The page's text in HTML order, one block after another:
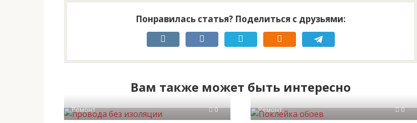
Понравилась статья? Поделиться с друзьями:
Вам также может быть интересно
Ремонт 0 Ремонт 0